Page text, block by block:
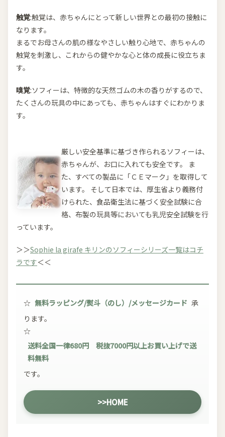
触覚:触覚は、赤ちゃんにとって新しい世界との最初の接触に
なります。
まるでお母さんの肌の様なやさしい触り心地で、赤ちゃんの
触覚を刺激し、これからの健やかな心と体の成長に役立ちま
す。
嗅覚:ソフィーは、特徴的な天然ゴムの木の香りがするので、
たくさんの玩具の中にあっても、赤ちゃんはすぐにわかりま
す。
厳しい安全基準に基づき作られるソフィーは、
赤ちゃんが、お口に入れても安全です。 ま
た、すべての製品に「ＣＥマーク」を取得して
います。 そして日本では、厚生省より義務付
けられた、食品衛生法に基づく安全試験に合
格、布製の玩具等においても乳児安全試験を行
っています。
＞＞Sophie la girafe キリンのソフィーシリーズ一覧はコチ
ラです＜＜
☆ 無料ラッピング/熨斗（のし）/メッセージカード 承
ります。
☆
送料全国一律680円 税抜7000円以上お買い上げで送
料無料
です。
>>HOME